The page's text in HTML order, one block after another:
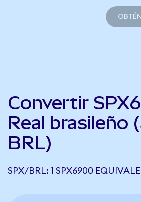
Convertir
Real brasileño
BRL)
SPX/BRL: 1 SPX6900 EQUIVALE